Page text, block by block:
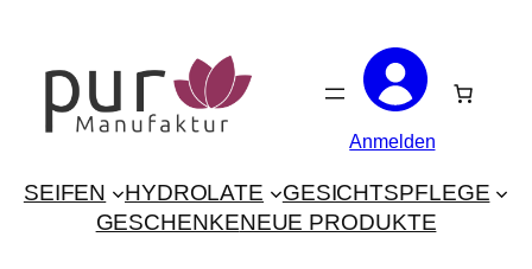
springen
Anmelden
SEIFEN HYDROLATE
GESICHTSPFLEGE
GESCHENKENEUE PRODUKTE